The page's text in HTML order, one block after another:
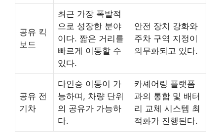
공유 킥
보드
최근 가장 폭발적
으로 성장한 분야
이다. 짧은 거리를
빠르게 이동할 수
있다.
안전 장치 강화와
주차 구역 지정이
의무화되고 있다.
공유 전
기차
다인승 이동이 가
능하며, 차량 단위
의 공유가 가능하
다.
카셰어링 플랫폼
과의 통합 및 배터
리 교체 시스템 최
적화가 진행된다.